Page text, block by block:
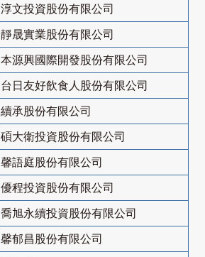
淳文投資股份有限公司
靜晟實業股份有限公司
本源興國際開發股份有限公司
台日友好飲食人股份有限公司
續承股份有限公司
碩大衛投資股份有限公司
馨語庭股份有限公司
優程投資股份有限公司
喬旭永續投資股份有限公司
馨郁昌股份有限公司